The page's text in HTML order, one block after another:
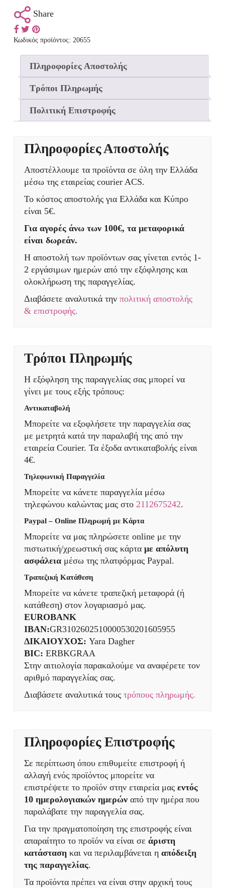
Share
Κωδικός προϊόντος: 20655
Πληροφορίες Αποστολής
Τρόποι Πληρωμής
Πολιτική Επιστροφής
Πληροφορίες Αποστολής
Αποστέλλουμε τα προϊόντα σε όλη την Ελλάδα
μέσω της εταιρείας courier ACS.
Το κόστος αποστολής για Ελλάδα και Κύπρο
είναι 5€.
Για αγορές άνω των 100€, τα μεταφορικά
είναι δωρεάν.
Η αποστολή των προϊόντων σας γίνεται εντός 1-
2 εργάσιμων ημερών από την εξόφλησης και
ολοκλήρωση της παραγγελίας.
Διαβάσετε αναλυτικά την πολιτική αποστολής
& επιστροφής.
Τρόποι Πληρωμής
Η εξόφληση της παραγγελίας σας μπορεί να
γίνει με τους εξής τρόπους:
Αντικαταβολή
Μπορείτε να εξοφλήσετε την παραγγελία σας
με μετρητά κατά την παραλαβή της από την
εταιρεία Courier. Τα έξοδα αντικαταβολής είναι
4€.
Τηλεφωνική Παραγγελία
Μπορείτε να κάνετε παραγγελία μέσω
τηλεφώνου καλώντας μας στο 2112675242.
Paypal – Online Πληρωμή με Κάρτα
Μπορείτε να μας πληρώσετε online με την
πιστωτική/χρεωστική σας κάρτα με απόλυτη
ασφάλειαμέσω της πλατφόρμας Paypal.
Τραπεζική Κατάθεση
Μπορείτε να κάνετε τραπεζική μεταφορά (ή
κατάθεση) στον λογαριασμό μας.
EUROBANK
IBAN:GR3102602510000530201605955
ΔΙΚΑΙΟΥΧΟΣ: Yara Dagher
BIC: ERBKGRAA
Στην αιτιολογία παρακαλούμε να αναφέρετε τον
αριθμό παραγγελίας σας.
Διαβάσετε αναλυτικά τους τρόπους πληρωμής.
Πληροφορίες Επιστροφής
Σε περίπτωση όπου επιθυμείτε επιστροφή ή
αλλαγή ενός προϊόντος μπορείτε να
επιστρέψετε το προϊόν στην εταιρεία μας εντός
10 ημερολογιακών ημερώναπό την ημέρα που
παραλάβατε την παραγγελία σας.
Για την πραγματοποίηση της επιστροφής είναι
απαραίτητο το προϊόν να είναι σε άριστη
κατάστασηκαι να περιλαμβάνεται η απόδειξη
της παραγγελίας.
Τα προϊόντα πρέπει να είναι στην αρχική τους